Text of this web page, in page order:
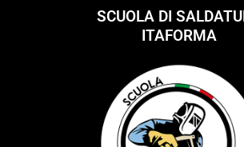
SCUOLA DI
ITAFORMA